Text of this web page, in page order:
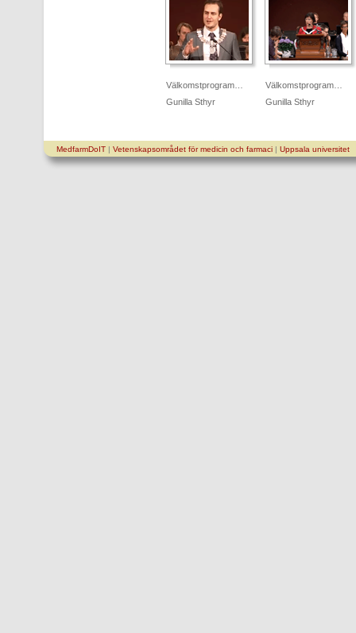
Välkomstprogram…
Gunilla Sthyr
Välkomstprogram…
Gunilla Sthyr
MedfarmDoIT| Vetenskapsområdet för medicin och farmaci| Uppsala universitet